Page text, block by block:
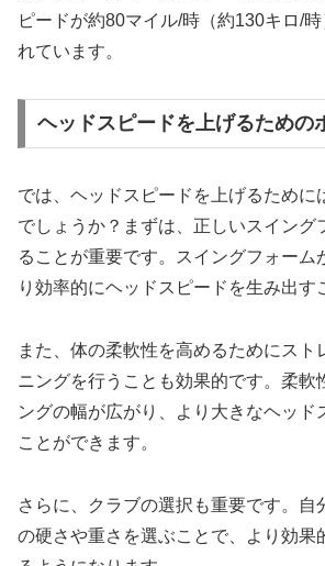
ピードが約80マイル/時（約130キロ/
れています。
ヘッドスピードを上げるための
では、ヘッドスピードを上げるために
でしょうか？まずは、正しいスイング
ることが重要です。スイングフォーム
り効率的にヘッドスピードを生み出す
また、体の柔軟性を高めるためにスト
ニングを行うことも効果的です。柔軟
ングの幅が広がり、より大きなヘッド
ことができます。
さらに、クラブの選択も重要です。自
の硬さや重さを選ぶことで、より効果